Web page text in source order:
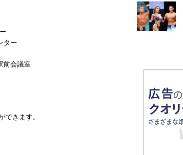
ター
前会議室
きます。